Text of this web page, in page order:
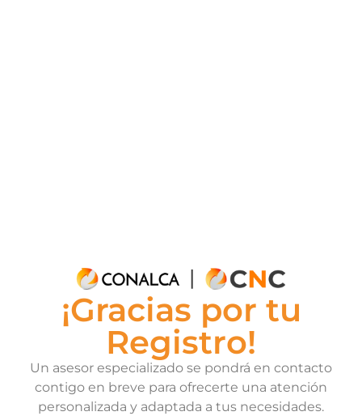
¡Gracias por tu
Registro!
Un asesor especializado se pondrá en contacto
contigo en breve para ofrecerte una atención
personalizada y adaptada a tus necesidades.